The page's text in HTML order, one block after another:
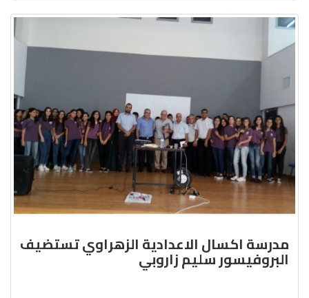
مدرسة اكسال الاعدادية الزهراوي تستضيف
البروفيسور سليم زاروبي